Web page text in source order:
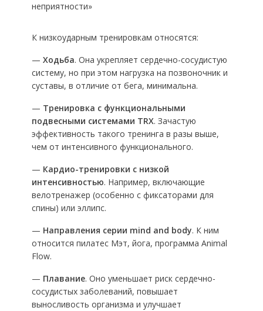
неприятности»
К низкоударным тренировкам относятся:
— Ходьба. Она укрепляет сердечно-сосудистую
систему, но при этом нагрузка на позвоночник и
суставы, в отличие от бега, минимальна.
— Тренировка с функциональными
подвесными системами TRX. Зачастую
эффективность такого тренинга в разы выше,
чем от интенсивного функционального.
— Кардио-тренировки с низкой
интенсивностью. Например, включающие
велотренажер (особенно с фиксаторами для
спины) или эллипс.
— Направления серии mind and bodу. К ним
относится пилатес Мэт, йога, программа Animal
Flow.
— Плавание. Оно уменьшает риск сердечно-
сосудистых заболеваний, повышает
выносливость организма и улучшает